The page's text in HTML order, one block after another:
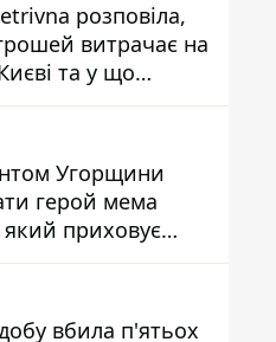
розповіла,
витрачає на
та у що
Угорщини
герой мема
який приховує
очолив народне
вбила п'ятьох